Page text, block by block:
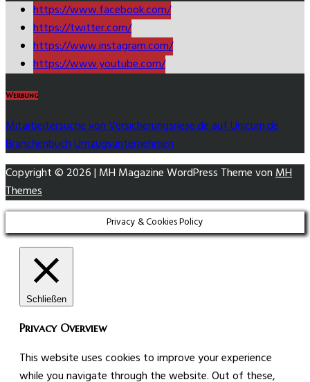
https://www.facebook.com/
https://twitter.com/
https://www.instagram.com/
https://www.youtube.com/
Werbung
Mitarbeitersuche von Versicherungsriese.de auf Unicum.de
BranchenbuchUmzugsunternehmen
Copyright © 2026 | MH Magazine WordPress Theme vonMH
Themes
Privacy & Cookies Policy
Schließen
Privacy Overview
This website uses cookies to improve your experience
while you navigate through the website. Out of these,